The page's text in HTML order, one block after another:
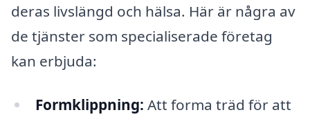
deras livslängd och hälsa. Här är några av
de tjänster som specialiserade företag
kan erbjuda:
Formklippning: Att forma träd för att